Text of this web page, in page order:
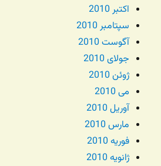
اکتبر 2010
سپتامبر 2010
آگوست 2010
جولای 2010
ژوئن 2010
می 2010
آوریل 2010
مارس 2010
فوریه 2010
ژانویه 2010